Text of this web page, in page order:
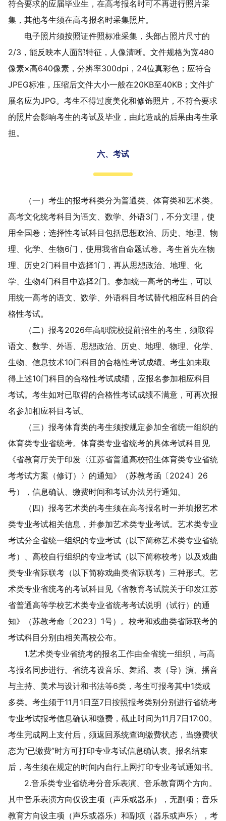
符合要求的应届毕业生 ，在高考报名时可不再进行照片采
集 ，其他考生须在高考报名时采集照片。
电子照片须按照证件照标准采集，头部占照片尺寸的
2/3 ，能反映本人面部特征，人像清晰。文件规格为宽480
像素×高640像素，分辨率300dpi ， 24位真彩色；应符合
JPEG标准，压缩后文件大小一般在20KB至40KB ；文件扩
展名应为JPG。 考生不得过度美化和修饰照片， 不符合要求
的照片会影响考生的考试及毕业，由此造成的后果由考生承
担。
六、考试
（一）考生的报考科类分为普通类、体育类和艺术类。
高考文化统考科目为语文、数学、外语3门，不分文理，使
用全国卷；选择性考试科目包括思想政治、历史、地理、物
理、化学、生物6门，使用我省自命题试卷。 考生首先在物
理、历史2门科目中选择1门，再从思想政治、地理、化
学、生物4门科目中选择2门。参加统一高考的考生 ，可以
用统一高考的语文、数学、外语科目考试替代相应科目的合
格性考试。
（二） 报考2026年高职院校提前招生的考生，须取得
语文、数学、外语、思想政治、历史、地理、物理、化学、
生物、信息技术10门科目的合格性考试成绩。考生如未取
得上述10门科目的合格性考试成绩，应报名参加相应科目
考试。考生如对已取得的合格性考试成绩不满意，可再次报
名参加相应科目考试。
（三）报考体育类的考生须按规定参加全省统一组织的
体育类专业省统考。 体育类专业省统考的具体考试科目见
《省教育厅关于印发〈江苏省普通高校招生体育类专业省统
考考试方案（修订）〉的通知》（苏教考函〔2024〕 26
号）
， 信息确认、缴费时间和考试办法另行通知。
（四）报考艺术类的考生须在高考报名时一并填报艺术
类专业考试相关信息 ， 并参加艺术类专业考试。艺术类专业
考试分全省统一组织的专业考试（以下简称艺术类专业省统
考）、高校自行组织的专业考试（以下简称校考）以及戏曲
类专业省际联考（以下简称戏曲类省际联考）三种形式。艺
术类专业省统考的考试科目见《省教育考试院关于印发江苏
省普通高等学校艺术类专业省统考考试说明（试行）的通
知》（苏教考命〔2023〕 1号）。校考和戏曲类省际联考的
考试科目分别由相关高校公布。
1.艺术类专业省统考的报名工作由全省统一组织，与高
考报名同步进行。 省统考设音乐、舞蹈、表（导）演、播音
与主持、美术与设计和书法等6类，考生可报考其中1类或
多类。考生须于11月 1日至7日按照报考类别分别进行省统考
专业考试报考信息确认和缴费，截止时间为11月7日17:00。
考生完成网上支付后，须返回系统查询缴费状态，当缴费状
态为“已缴费”时方可打印专业考试信息确认表。报名结束
后，考生须在规定的时间内自行上网打印专业考试通知书。
2.音乐类专业省统考分音乐表演、音乐教育两个方向。
其中音乐表演方向仅设主项（声乐或器乐），无副项；音乐
教育方向设主项（声乐或器乐）和副项（器乐或声乐）， 考